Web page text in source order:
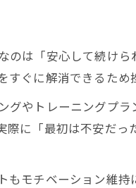
レーナーとの連携で
大限活用するためのポ
ム選びのポイント紹介
視すべき安心ポイント
したいジムのサポート
は「安心して続け
ぐに解消できるため
やトレーニングプ
に「最初は不安だ
モチベーション維